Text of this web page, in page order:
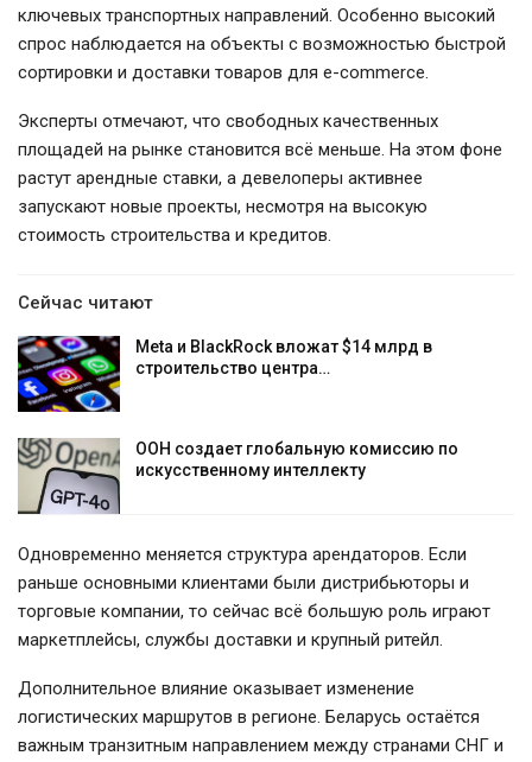
ключевых транспортных направлений. Особенно высокий
спрос наблюдается на объекты с возможностью быстрой
сортировки и доставки товаров для e-commerce.
Эксперты отмечают, что свободных качественных
площадей на рынке становится всё меньше. На этом фоне
растут арендные ставки, а девелоперы активнее
запускают новые проекты, несмотря на высокую
стоимость строительства и кредитов.
Сейчас читают
Meta и BlackRock вложат $14 млрд в
строительство центра…
ООН создает глобальную комиссию по
искусственному интеллекту
Одновременно меняется структура арендаторов. Если
раньше основными клиентами были дистрибьюторы и
торговые компании, то сейчас всё большую роль играют
маркетплейсы, службы доставки и крупный ритейл.
Дополнительное влияние оказывает изменение
логистических маршрутов в регионе. Беларусь остаётся
важным транзитным направлением между странами СНГ и